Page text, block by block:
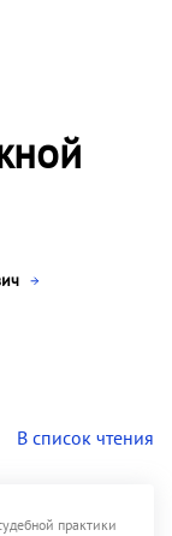
В список чтения
практики